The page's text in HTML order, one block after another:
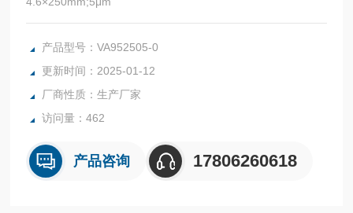
产品型号：VA952505-0
更新时间：2025-01-12
厂商性质：生产厂家
访问量：462
产品咨询 17806260618